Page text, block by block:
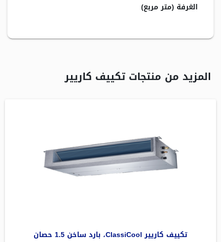
الغرفة (متر مربع)
المزيد من منتجات تكييف كاريير
تكييف كاريير ClassiCool، بارد ساخن 1.5 حصان